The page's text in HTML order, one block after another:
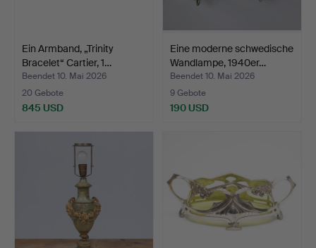
Ein Armband, „Trinity
Bracelet“ Cartier, 1…
Beendet 10. Mai 2026
20 Gebote
845 USD
Eine moderne schwedische
Wandlampe, 1940er…
Beendet 10. Mai 2026
9 Gebote
190 USD